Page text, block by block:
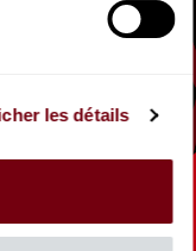
les détails